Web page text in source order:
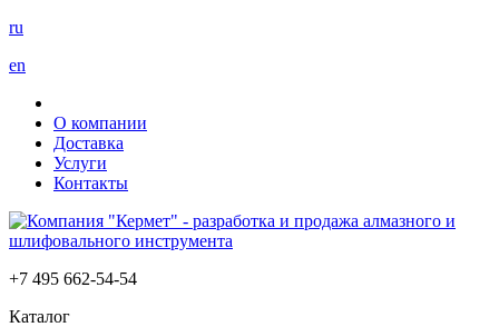
ru
en
О компании
Доставка
Услуги
Контакты
+7 495 662-54-54
Каталог